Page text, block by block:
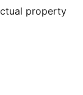
property